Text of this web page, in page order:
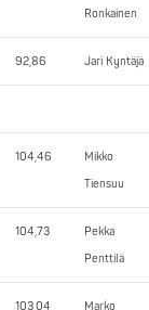
Ronkainen
92,86 Jari Kyntäjä
104,46
Mikko
Tiensuu
104,73
Pekka
Penttilä
103,04
Marko